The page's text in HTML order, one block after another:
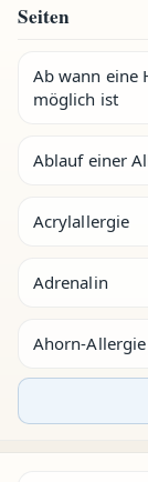
Seiten
Ab wann eine
möglich ist
Ablauf einer
Acrylallergie
Adrenalin
Ahorn-Allergie